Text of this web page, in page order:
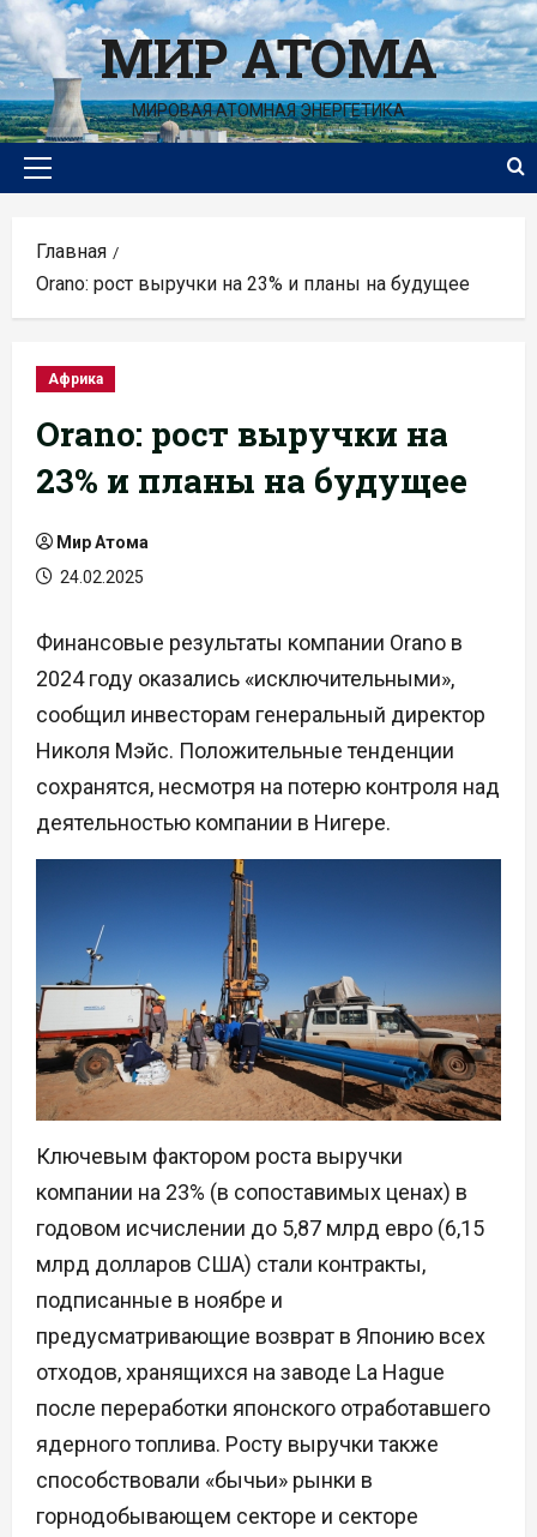
Перейти
к
содержимомуМИР АТОМА
МИРОВАЯ АТОМНАЯ ЭНЕРГЕТИКА
Основное
Главная
Orano: рост выручки на 23% и планы на будущее
Африка
Orano: рост выручки на
23% и планы на будущее
Мир Атома
24.02.2025
Финансовые результаты компании Orano в
2024 году оказались «исключительными»,
сообщил инвесторам генеральный директор
Николя Мэйс. Положительные тенденции
сохранятся, несмотря на потерю контроля над
деятельностью компании в Нигере.
Ключевым фактором роста выручки
компании на 23% (в сопоставимых ценах) в
годовом исчислении до 5,87 млрд евро (6,15
млрд долларов США) стали контракты,
подписанные в ноябре и
предусматривающие возврат в Японию всех
отходов, хранящихся на заводе La Hague
после переработки японского отработавшего
ядерного топлива. Росту выручки также
способствовали «бычьи» рынки в
горнодобывающем секторе и секторе